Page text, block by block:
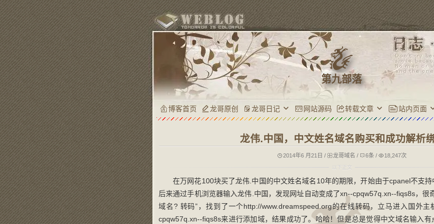
第九部落
博客首页 龙哥原创 龙哥日记 网站源码 转载文章 站内页面
龙伟.中国，中文姓名域名购买和成功解析
2014年6 月21日 / 龙哥域名 / 6条 / 18,247次
在万网花100块买了龙伟.中国的中文姓名域名10年的期限，开始由于cpanel不支持
后来通过手机浏览器输入龙伟.中国，发现网址自动变成了xn--cpqw57q.xn--fiqs8s，很
域名? 转码”，找到了一个http://www.dreamspeed.org的在线转码，立马进入国外
cpqw57q.xn--fiqs8s来进行添加域，结果成功了。哈哈！但是总是觉得中文域名输入